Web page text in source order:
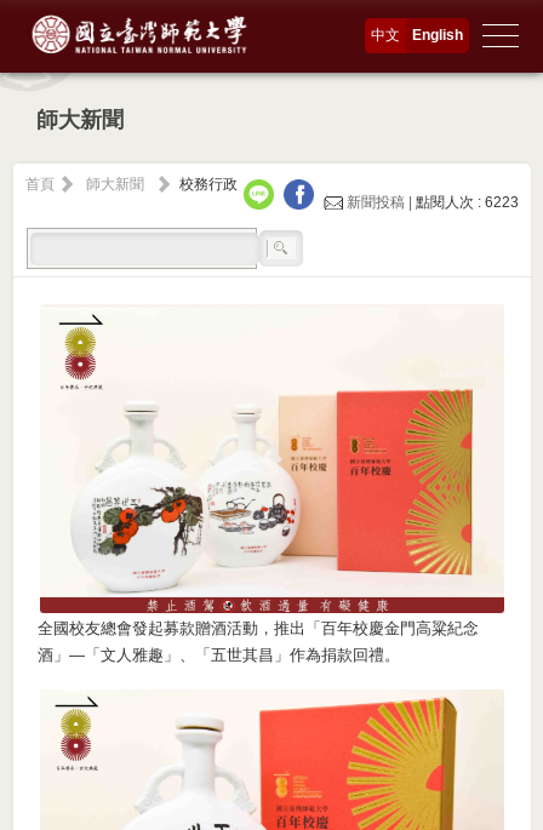
English
中文
師大新聞
首頁 師大新聞
校務行政
新聞投稿 |點閱人次 : 6223
全國校友總會發起募款贈酒活動，推出「百年校慶金門高粱紀念
酒」—「文人雅趣」、「五世其昌」作為捐款回禮。